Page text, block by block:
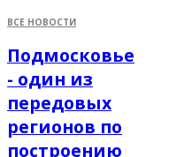
ВСЕ НОВОСТИ
Подмосковье
- один из
передовых
регионов по
построению